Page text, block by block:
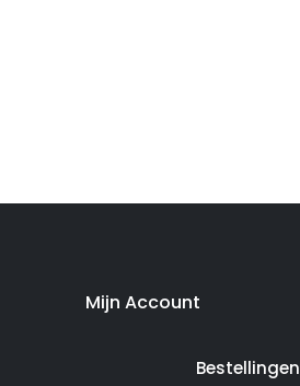
Mijn Account
Bestellingen